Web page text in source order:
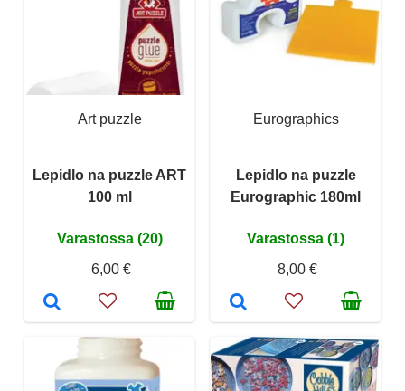
Art puzzle
Lepidlo na puzzle ART
100 ml
Varastossa (20)
6,00 €
Eurographics
Lepidlo na puzzle
Eurographic 180ml
Varastossa (1)
8,00 €